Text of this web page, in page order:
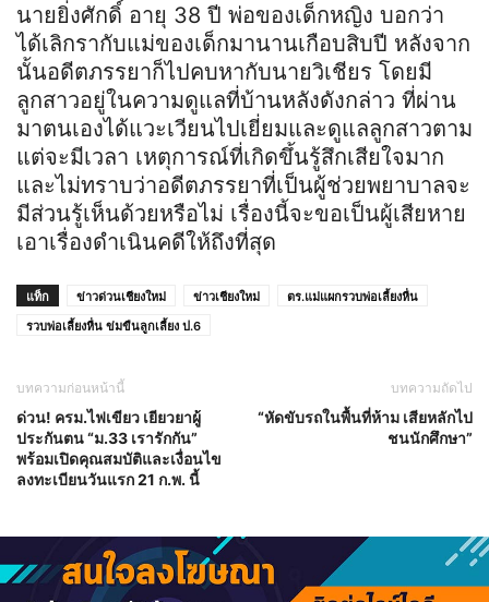
นายยิ่งศักดิ์ อายุ 38 ปี พ่อของเด็กหญิง บอกว่า
ได้เลิกรากับแม่ของเด็กมานานเกือบสิบปี หลังจาก
นั้นอดีตภรรยาก็ไปคบหากับนายวิเชียร โดยมี
ลูกสาวอยู่ในความดูแลที่บ้านหลังดังกล่าว ที่ผ่าน
มาตนเองได้แวะเวียนไปเยี่ยมและดูแลลูกสาวตาม
แต่จะมีเวลา เหตุการณ์ที่เกิดขึ้นรู้สึกเสียใจมาก
และไม่ทราบว่าอดีตภรรยาที่เป็นผู้ช่วยพยาบาลจะ
มีส่วนรู้เห็นด้วยหรือไม่ เรื่องนี้จะขอเป็นผู้เสียหาย
เอาเรื่องดำเนินคดีให้ถึงที่สุด
แท็ก ข่าวด่วนเชียงใหม่ ข่าวเชียงใหม่
ตร.แม่แผกรวบพ่อเลี้ยงหื่น
รวบพ่อเลี้ยงหื่น ข่มขืนลูกเลี้ยง ป.6
บทความก่อนหน้านี้
ด่วน! ครม.ไฟเขียว เยียวยาผู้
ประกันตน “ม.33 เรารักกัน”
พร้อมเปิดคุณสมบัติและเงื่อนไข
ลงทะเบียนวันแรก 21 ก.พ. นี้
บทความถัดไป
“หัดขับรถในพื้นที่ห้าม เสียหลักไป
ชนนักศึกษา”